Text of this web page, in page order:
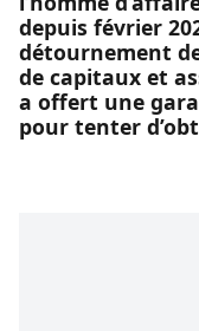
depuis février
détournement
de capitaux et
a offert une
pour tenter